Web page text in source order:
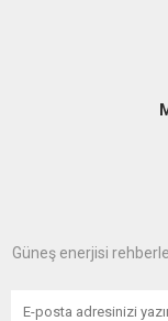
Güneş enerjisi